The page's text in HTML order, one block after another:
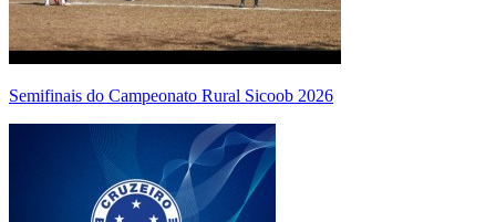
Semifinais do Campeonato Rural Sicoob 2026